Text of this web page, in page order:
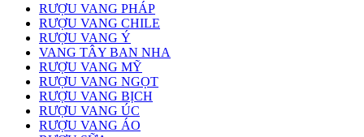
RƯỢU VANG PHÁP
RƯỢU VANG CHILE
RƯỢU VANG Ý
VANG TÂY BAN NHA
RƯỢU VANG MỸ
RƯỢU VANG NGỌT
RƯỢU VANG BỊCH
RƯỢU VANG ÚC
RƯỢU VANG ÁO